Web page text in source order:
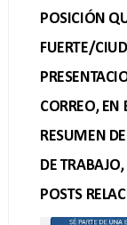
POSICIÓN
FUERTE/
CORREO, EN
RESUMEN
DE
POSTS